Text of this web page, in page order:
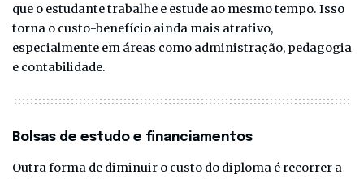
que o estudante trabalhe e estude ao mesmo tempo. Isso
torna o custo-benefício ainda mais atrativo,
especialmente em áreas como administração, pedagogia
e contabilidade.
Bolsas de estudo e financiamentos
Outra forma de diminuir o custo do diploma é recorrer a